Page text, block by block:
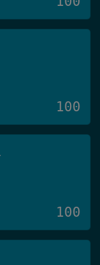
100
100